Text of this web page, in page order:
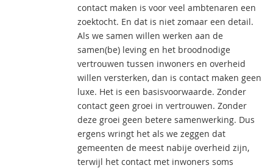
contact maken is voor veel ambtenaren een
zoektocht. En dat is niet zomaar een detail.
Als we samen willen werken aan de
samen(be) leving en het broodnodige
vertrouwen tussen inwoners en overheid
willen versterken, dan is contact maken geen
luxe. Het is een basisvoorwaarde. Zonder
contact geen groei in vertrouwen. Zonder
deze groei geen betere samenwerking. Dus
ergens wringt het als we zeggen dat
gemeenten de meest nabije overheid zijn,
terwijl het contact met inwoners soms